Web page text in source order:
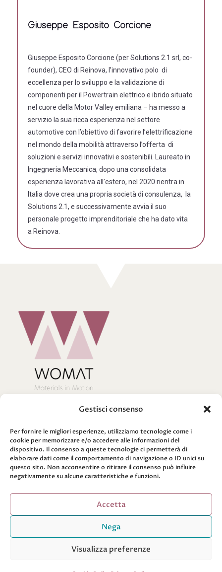
Gestisci consenso
Per fornire le migliori esperienze, utilizziamo tecnologie come i
cookie per memorizzare e/o accedere alle informazioni del
dispositivo. Il consenso a queste tecnologie ci permetterà di
elaborare dati come il comportamento di navigazione o ID unici su
questo sito. Non acconsentire o ritirare il consenso può influire
negativamente su alcune caratteristiche e funzioni.
Accetta
Nega
Visualizza preferenze
Giuseppe Esposito Corcione
Giuseppe Esposito Corcione (per Solutions 2.1 srl, co-
founder), CEO di Reinova, l’innovativo polo di
eccellenza per lo sviluppo e la validazione di
componenti per il Powertrain elettrico e ibrido situato
nel cuore della Motor Valley emiliana – ha messo a
servizio la sua ricca esperienza nel settore
automotive con l’obiettivo di favorire l’elettrificazione
nel mondo della mobilità attraverso l’offerta di
soluzioni e servizi innovativi e sostenibili. Laureato in
Ingegneria Meccanica, dopo una consolidata
esperienza lavorativa all’estero, nel 2020 rientra in
Italia dove crea una propria società di consulenza, la
Solutions 2.1, e successivamente avvia il suo
personale progetto imprenditoriale che ha dato vita
a Reinova.
Via Ugo Niutta n. 22, 80128, Napoli
PEC
womat@legalmail.it
E-maili nfo@womat.it
Cookie Policy
Privacy Policy
Per conoscere in anteprima tutte le novità di